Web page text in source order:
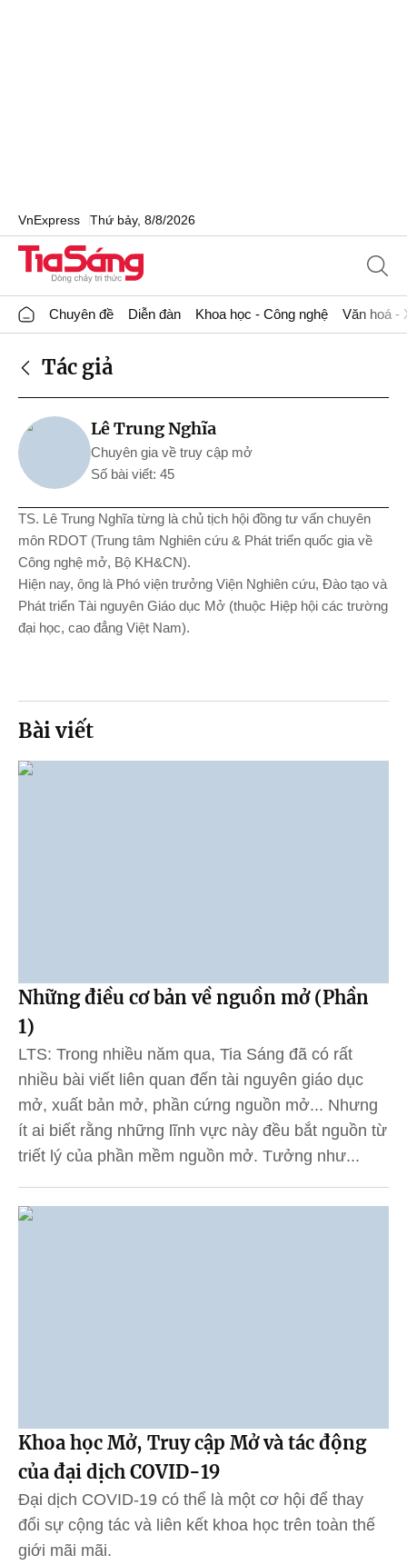
VnExpress Thứ bảy, 8/8/2026
Chuyên đề Diễn đàn Khoa học - Công nghệ Văn hoá -
Tác giả
Lê Trung Nghĩa
Chuyên gia về truy cập mở
Số bài viết: 45
TS. Lê Trung Nghĩa từng là chủ tịch hội đồng tư vấn chuyên
môn RDOT (Trung tâm Nghiên cứu & Phát triển quốc gia về
Công nghệ mở, Bộ KH&CN).
Hiện nay, ông là Phó viện trưởng Viện Nghiên cứu, Đào tạo và
Phát triển Tài nguyên Giáo dục Mở (thuộc Hiệp hội các trường
đại học, cao đẳng Việt Nam).
Bài viết
Những điều cơ bản về nguồn mở (Phần
1)
LTS: Trong nhiều năm qua, Tia Sáng đã có rất
nhiều bài viết liên quan đến tài nguyên giáo dục
mở, xuất bản mở, phần cứng nguồn mở... Nhưng
ít ai biết rằng những lĩnh vực này đều bắt nguồn từ
triết lý của phần mềm nguồn mở. Tưởng như...
Khoa học Mở, Truy cập Mở và tác động
của đại dịch COVID-19
Đại dịch COVID-19 có thể là một cơ hội để thay
đổi sự cộng tác và liên kết khoa học trên toàn thế
giới mãi mãi.